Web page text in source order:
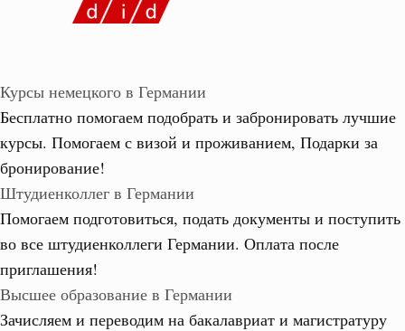
Курсы немецкого в Германии
Бесплатно помогаем подобрать и забронировать лучшие
курсы. Помогаем с визой и проживанием, Подарки за
бронирование!
Штудиенколлег в Германии
Помогаем подготовиться, подать документы и поступить
во все штудиенколлеги Германии. Оплата после
приглашения!
Высшее образование в Германии
Зачисляем и переводим на бакалавриат и магистратуру